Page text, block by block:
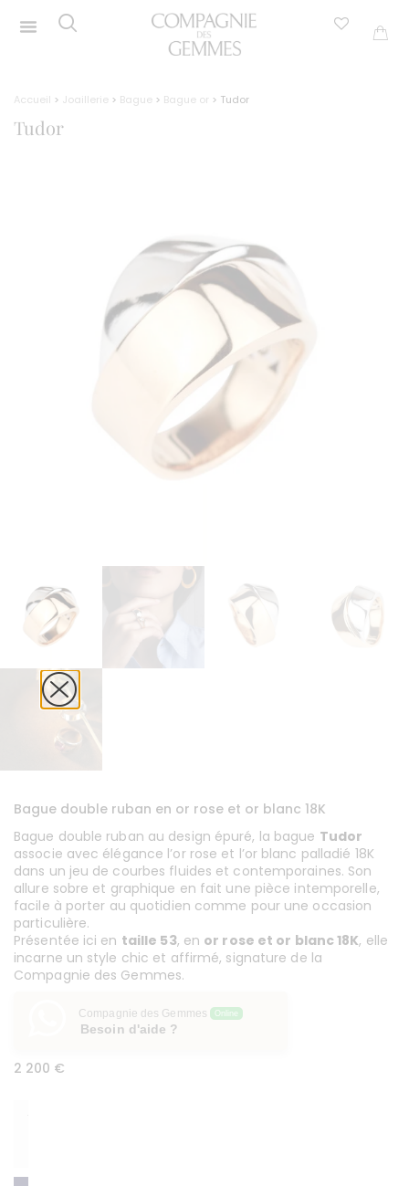
Accueil > Joaillerie > Bague > Bague or > Tudor
Tudor
Bague double ruban en or rose et or blanc 18K
Bague double ruban au design épuré, la bague Tudor
associe avec élégance l’or rose et l’or blanc palladié 18K
dans un jeu de courbes fluides et contemporaines. Son
allure sobre et graphique en fait une pièce intemporelle,
facile à porter au quotidien comme pour une occasion
particulière.
Présentée ici en taille 53, en or rose et or blanc 18K, elle
incarne un style chic et affirmé, signature de la
Compagnie des Gemmes.
Compagnie des Gemmes Online
Besoin d'aide ?
2 200 €